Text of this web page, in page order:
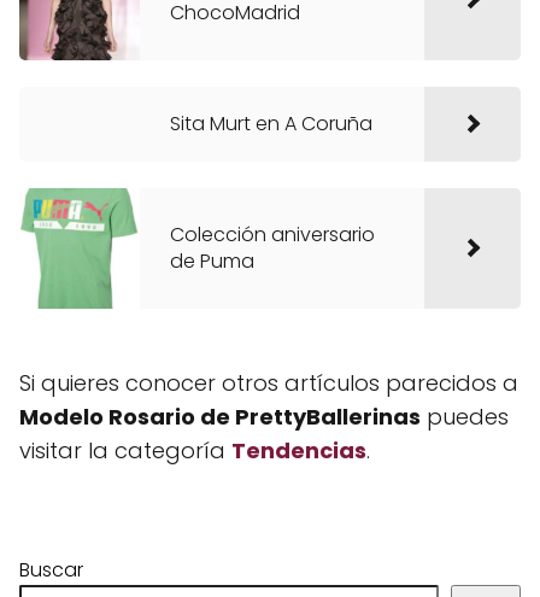
ChocoMadrid
Sita Murt en A Coruña
Colección aniversario
de Puma
Si quieres conocer otros artículos parecidos a
Modelo Rosario de PrettyBallerinas puedes
visitar la categoría Tendencias.
Buscar